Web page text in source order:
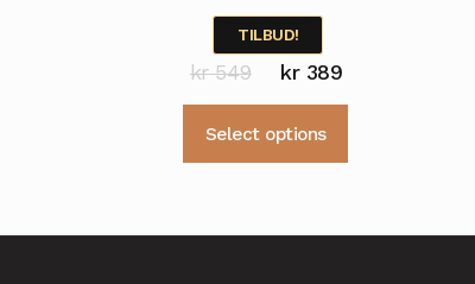
TILBUD!
kr549
Opprinnelig
pris
var:
kr389Nåværende
pris
Select options
varianter.